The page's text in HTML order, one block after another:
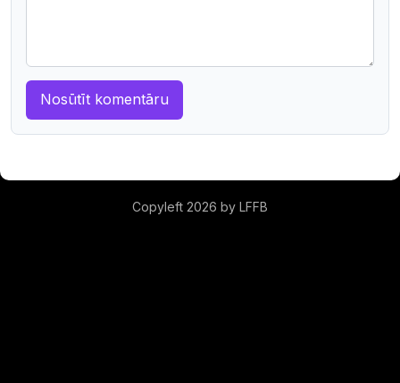
Copyleft 2026 by LFFB